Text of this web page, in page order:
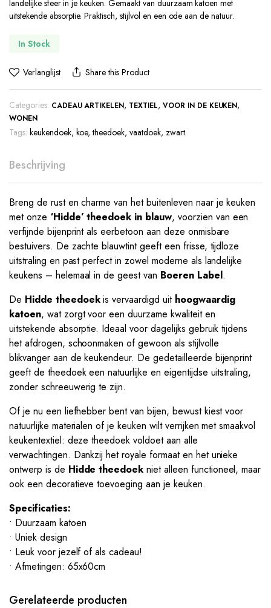
landelijke sfeer in je keuken. Gemaakt van duurzaam katoen met
uitstekende absorptie. Praktisch, stijlvol en een ode aan de natuur.
In Stock
Verlanglijst Share this Product
Categories: CADEAU ARTIKELEN, TEXTIEL, VOOR IN DE KEUKEN,
WONEN
Tags: keukendoek, koe,theedoek,vaatdoek, zwart
Beschrijving
Breng de rust en charme van het buitenleven naar je keuken
met onze ‘Hidde’ theedoek in blauw, voorzien van een
verfijnde bijenprint als eerbetoon aan deze onmisbare
bestuivers. De zachte blauwtint geeft een frisse, tijdloze
uitstraling en past perfect in zowel moderne als landelijke
keukens – helemaal in de geest van Boeren Label.
De Hidde theedoekis vervaardigd uit hoogwaardig
katoen, wat zorgt voor een duurzame kwaliteit en
uitstekende absorptie. Ideaal voor dagelijks gebruik tijdens
het afdrogen, schoonmaken of gewoon als stijlvolle
blikvanger aan de keukendeur. De gedetailleerde bijenprint
geeft de theedoek een natuurlijke en eigentijdse uitstraling,
zonder schreeuwerig te zijn.
Of je nu een liefhebber bent van bijen, bewust kiest voor
natuurlijke materialen of je keuken wilt verrijken met smaakvol
keukentextiel: deze theedoek voldoet aan alle
verwachtingen. Dankzij het royale formaat en het unieke
ontwerp is de Hidde theedoekniet alleen functioneel, maar
ook een decoratieve toevoeging aan je keuken.
Specificaties:
• Duurzaam katoen
• Uniek design
• Leuk voor jezelf of als cadeau!
• Afmetingen: 65x60cm
Gerelateerde producten